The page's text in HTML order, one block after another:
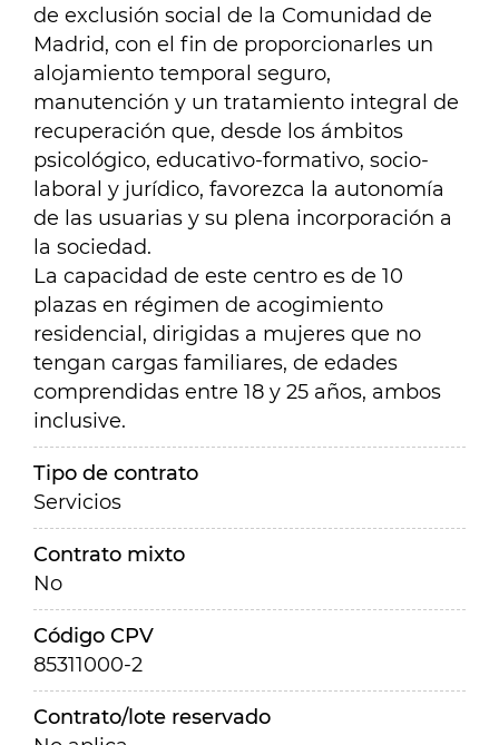
de exclusión social de la Comunidad de
Madrid, con el fin de proporcionarles un
alojamiento temporal seguro,
manutención y un tratamiento integral de
recuperación que, desde los ámbitos
psicológico, educativo-formativo, socio-
laboral y jurídico, favorezca la autonomía
de las usuarias y su plena incorporación a
la sociedad.
La capacidad de este centro es de 10
plazas en régimen de acogimiento
residencial, dirigidas a mujeres que no
tengan cargas familiares, de edades
comprendidas entre 18 y 25 años, ambos
inclusive.
Tipo de contrato
Servicios
Contrato mixto
No
Código CPV
85311000-2
Contrato/lote reservado